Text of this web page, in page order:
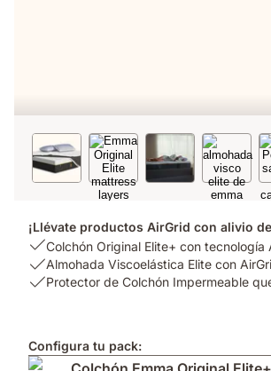
¡Llévate productos AirGrid con alivio
USP
1:
Colchón
tecnología
Airgrid®
Colchón Original Elite+ con
USP
2:
con
Almohada Viscoelástica Elite con
USP
Colchón
Protector de Colchón Impermeable
Configura tu pack: